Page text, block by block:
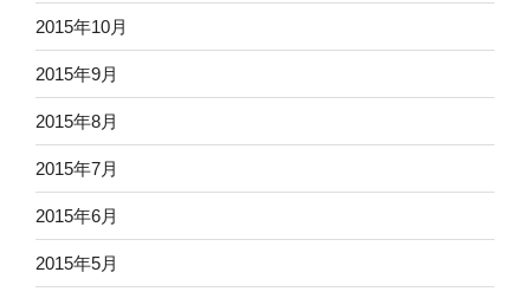
2015年10月
2015年9月
2015年8月
2015年7月
2015年6月
2015年5月